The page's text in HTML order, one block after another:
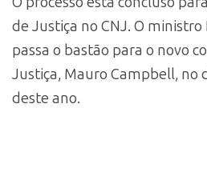
de Justiça no CNJ. O
passa o bastão para o novo
Justiça, Mauro Campbell, no
deste ano.